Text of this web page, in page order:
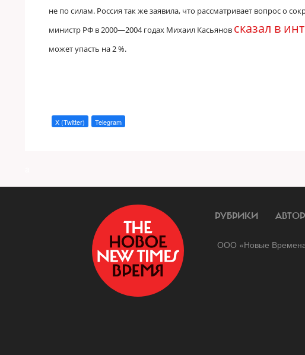
не по силам. Россия так же заявила, что рассматривает вопрос о
министр РФ в 2000—2004 годах Михаил Касьянов сказал в
может упасть на 2 %.
X (Twitter) Telegram
РУБРИКИ
ООО «Новые